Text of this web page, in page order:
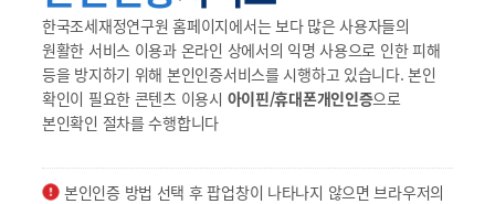
한국조세재정연구원 홈페이지에서는 보다 많은 사용자들의
원활한 서비스 이용과 온라인 상에서의 익명 사용으로 인한 피해
등을 방지하기 위해 본인인증서비스를 시행하고 있습니다. 본인
확인이 필요한 콘텐츠 이용시 아이핀/휴대폰개인인증으로
본인확인 절차를 수행합니다
본인인증 방법 선택 후 팝업창이 나타나지 않으면 브라우저의